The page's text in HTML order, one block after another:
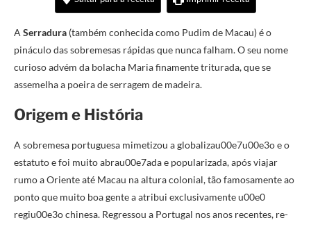
A Serradura (também conhecida como Pudim de Macau) é o
pináculo das sobremesas rápidas que nunca falham. O seu nome
curioso advém da bolacha Maria finamente triturada, que se
assemelha a poeira de serragem de madeira.
Origem e História
A sobremesa portuguesa mimetizou a globalizau00e7u00e3o e o
estatuto e foi muito abrau00e7ada e popularizada, após viajar
rumo a Oriente até Macau na altura colonial, tão famosamente ao
ponto que muito boa gente a atribui exclusivamente u00e0
regiu00e3o chinesa. Regressou a Portugal nos anos recentes, re-